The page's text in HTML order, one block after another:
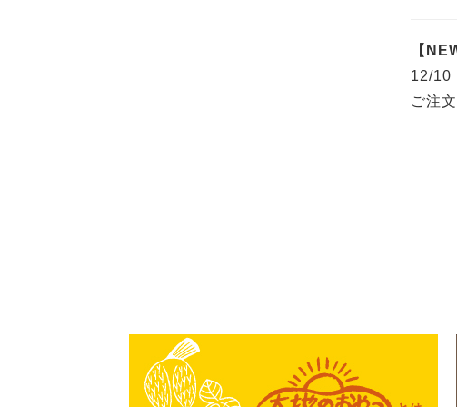
【
12/10
ご注